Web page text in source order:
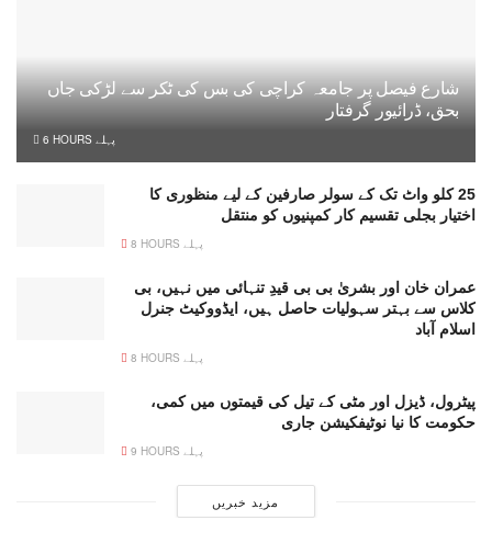
شارع فیصل پر جامعہ کراچی کی بس کی ٹکر سے لڑکی جاں
بحق، ڈرائیور گرفتار
6 HOURS پہلے
25 کلو واٹ تک کے سولر صارفین کے لیے منظوری کا
اختیار بجلی تقسیم کار کمپنیوں کو منتقل
8 HOURS پہلے
عمران خان اور بشریٰ بی بی قیدِ تنہائی میں نہیں، بی
کلاس سے بہتر سہولیات حاصل ہیں، ایڈووکیٹ جنرل
اسلام آباد
8 HOURS پہلے
پیٹرول، ڈیزل اور مٹی کے تیل کی قیمتوں میں کمی،
حکومت کا نیا نوٹیفکیشن جاری
9 HOURS پہلے
مزید خبریں